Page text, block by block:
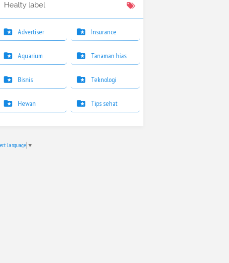
Healty label
Advertiser
Aquarium
Bisnis
Hewan
Insurance
Tanaman hias
Teknologi
Tips sehat
Language ▼